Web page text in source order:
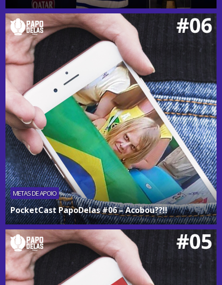
METAS DE APOIO
PocketCast PapoDelas #06 – Acobou??!!